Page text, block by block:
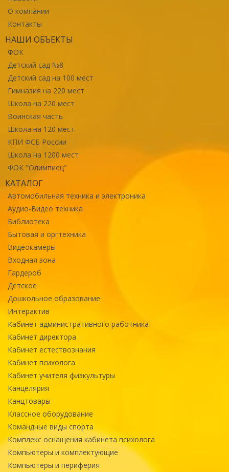
О компании
Контакты
НАШИ ОБЪЕКТЫ
ФОК
Детский сад №8
Детский сад на 100 мест
Гимназия на 220 мест
Школа на 220 мест
Воинская часть
Школа на 120 мест
КПИ ФСБ России
Школа на 1200 мест
ФОК "Олимпиец"
КАТАЛОГ
Автомобильная техника и электроника
Аудио-Видео техника
Библиотека
Бытовая и оргтехника
Видеокамеры
Входная зона
Гардероб
Детское
Дошкольное образование
Интерактив
Кабинет административного работника
Кабинет директора
Кабинет естествознания
Кабинет психолога
Кабинет учителя физкультуры
Канцелярия
Канцтовары
Классное оборудование
Командные виды спорта
Комплекс оснащения кабинета психолога
Компьютеры и комплектующие
Компьютеры и периферия